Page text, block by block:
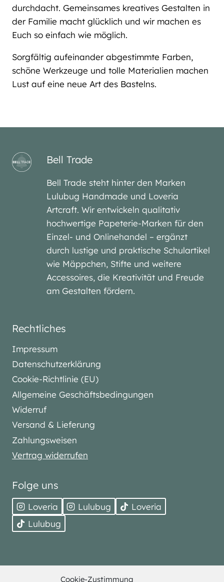
Cookie-Zustimmung
durchdacht. Gemeinsames kreatives Gestalten in
der Familie macht glücklich und wir machen es
Euch so einfach wie möglich.
Sorgfältig aufeinander abgestimmte Farben,
schöne Werkzeuge und tolle Materialien machen
Lust auf eine neue Art des Bastelns.
Bell Trade
Bell Trade steht hinter den Marken
Lulubug Handmade und Loveria
Artcraft. Wir entwickeln qualitativ
hochwertige Papeterie-Marken für den
Einzel- und Onlinehandel – ergänzt
durch lustige und praktische Schulartikel
wie Mäppchen, Stifte und weitere
Accessoires, die Kreativität und Freude
am Gestalten fördern.
Rechtliches
Impressum
Datenschutzerklärung
Cookie-Richtlinie (EU)
Allgemeine Geschäftsbedingungen
Widerruf
Versand & Lieferung
Zahlungsweisen
Vertrag widerrufen
Folge uns
Loveria Lulubug
Loveria
Lulubug